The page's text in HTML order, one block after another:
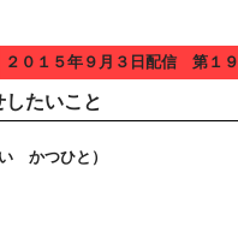
２０１５年９月３日配信 第１
たいこと
かつひと）